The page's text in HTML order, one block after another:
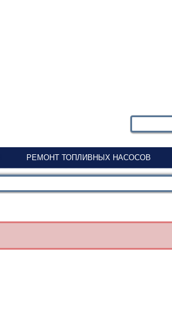
РЕМОНТ ТОПЛИВНЫХ НАСОСОВ